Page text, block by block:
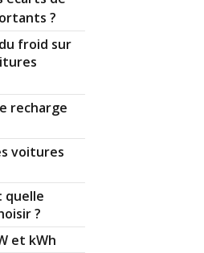
bidule chouette, mais
régime de neutre, ouvrent
on cause d'hypertrempe,
voir de la bataille navale,
et une directive et
une responsabilité
font signer des
stop ou encore.
de façon pessimiste, mais
je n'ai pas ressenti qu'il
en cours, mais plutôt une
?
froid sur
recharge
voitures
quelle
?
et kWh